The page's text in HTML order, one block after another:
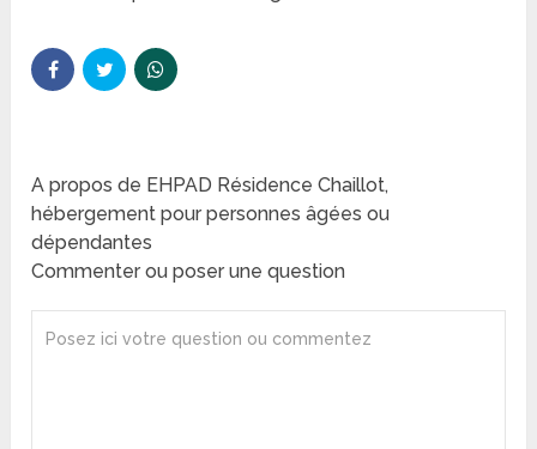
A propos de EHPAD Résidence Chaillot,
hébergement pour personnes âgées ou
dépendantes
Commenter ou poser une question